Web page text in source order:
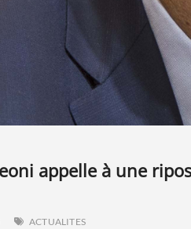
ACTUALITES